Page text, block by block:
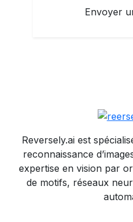
Envoyer
Reversely.ai est
reconnaissance
expertise en vision par
de motifs, réseaux